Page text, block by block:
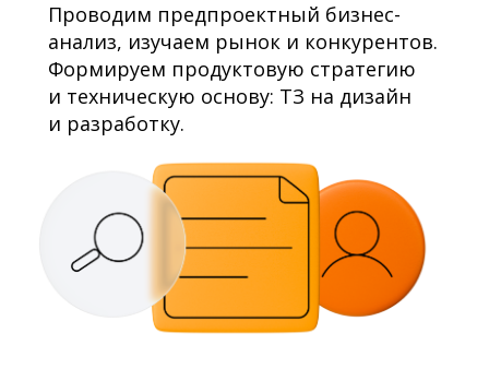
Проводим предпроектный бизнес-
анализ, изучаем рынок и конкурентов.
Формируем продуктовую стратегию
и техническую основу: ТЗ на дизайн
и разработку.